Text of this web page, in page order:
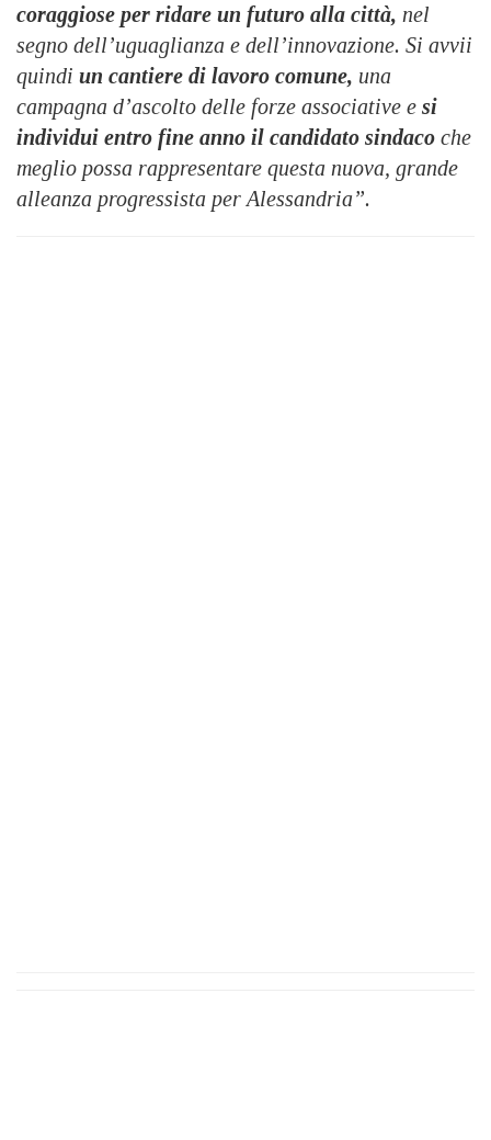
coraggiose per ridare un futuro alla città, nel
segno dell’uguaglianza e dell’innovazione. Si avvii
quindi un cantiere di lavoro comune, una
campagna d’ascolto delle forze associative e si
individui entro fine anno il candidato sindaco che
meglio possa rappresentare questa nuova, grande
alleanza progressista per Alessandria”.